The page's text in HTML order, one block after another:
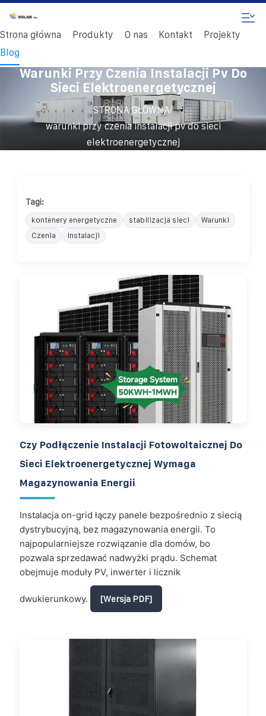
Strona główna Produkty O nas Kontakt
Projekty
Blog
Warunki Przy Czenia Instalacji Pv Do
Sieci Elektroenergetycznej
STRONA GŁÓWNA/
warunki przy czenia instalacji pv do sieci
elektroenergetycznej
Tagi:
kontenery energetyczne stabilizacja sieci
Warunki
Czenia
Instalacji
Czy Podłączenie Instalacji Fotowoltaicznej Do
Sieci Elektroenergetycznej Wymaga
Magazynowania Energii
Instalacja on-grid łączy panele bezpośrednio z siecią
dystrybucyjną, bez magazynowania energii. To
najpopularniejsze rozwiązanie dla domów, bo
pozwala sprzedawać nadwyżki prądu. Schemat
obejmuje moduły PV, inwerter i licznik
dwukierunkowy. [Wersja PDF]